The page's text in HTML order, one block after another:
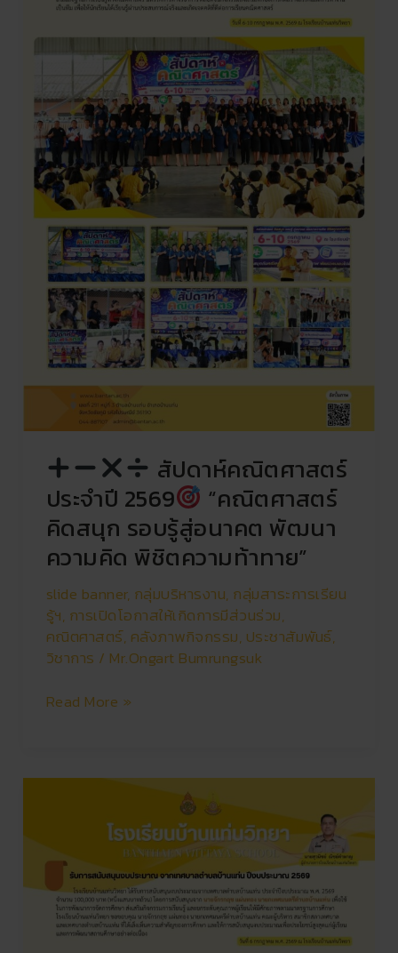
สัปดาห์คณิตศาสตร์
ประจำปี 2569
“คณิตศาสตร์
คิดสนุก รอบรู้สู่อนาคต พัฒนา
ความคิด พิชิตความท้าทาย”
slide banner, กลุ่มบริหารงาน, กลุ่มสาระการเรียน
รู้ฯ, การเปิดโอกาสให้เกิดการมีส่วนร่วม,
คณิตศาสตร์, คลังภาพกิจกรรม, ประชาสัมพันธ์,
วิชาการ / Mr.Ongart Bumrungsuk
2569
“คณิตศาสตร์
คิด
สนุก
รอบรู้
สู่
อนาคต
พัฒนา
ความ
คิด
พิชิต
ความ
ท้าทาย”
Read More »
งบ
ประมาณ
จาก
เทศบาล